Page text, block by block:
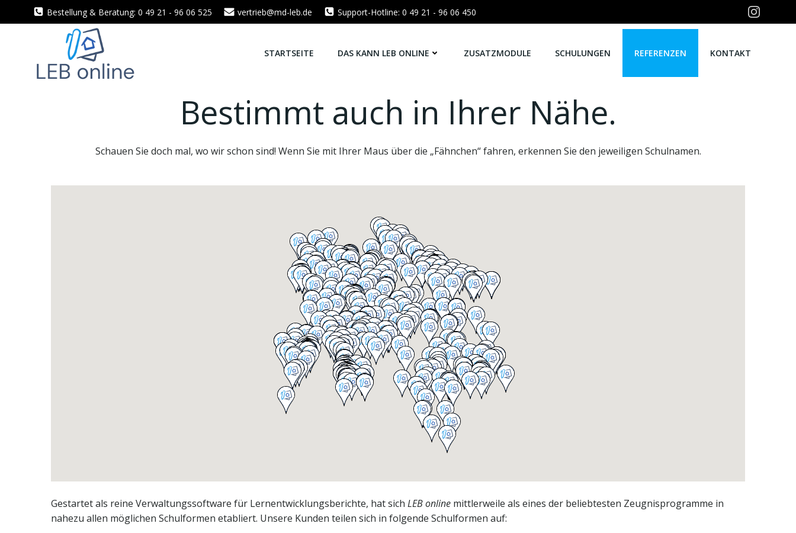
Inhalt
Bestellung & Beratung: 0 49 21 - 96 06 525 vertrieb@md-leb.de Support-Hotline: 0 49 21 - 96 06 450
STARTSEITE DAS KANN LEB ONLINE ZUSATZMODULE SCHULUNGEN REFERENZEN KONTAKT
Bestimmt auch in Ihrer Nähe.
Schauen Sie doch mal, wo wir schon sind! Wenn Sie mit Ihrer Maus über die „Fähnchen“ fahren, erkennen Sie den jeweiligen Schulnamen.
Gestartet als reine Verwaltungssoftware für Lernentwicklungsberichte, hat sich LEB online mittlerweile als eines der beliebtesten Zeugnisprogramme in
nahezu allen möglichen Schulformen etabliert. Unsere Kunden teilen sich in folgende Schulformen auf: